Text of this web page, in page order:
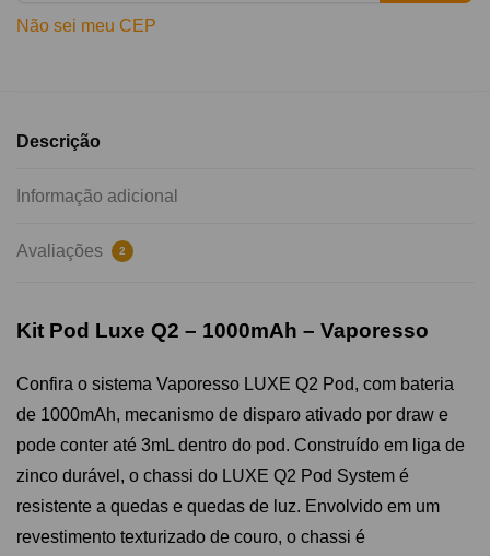
Não sei meu CEP
Descrição
Informação adicional
Avaliações 2
Kit Pod Luxe Q2 – 1000mAh – Vaporesso
Confira o sistema Vaporesso LUXE Q2 Pod, com bateria
de 1000mAh, mecanismo de disparo ativado por draw e
pode conter até 3mL dentro do pod. Construído em liga de
zinco durável, o chassi do LUXE Q2 Pod System é
resistente a quedas e quedas de luz. Envolvido em um
revestimento texturizado de couro, o chassi é